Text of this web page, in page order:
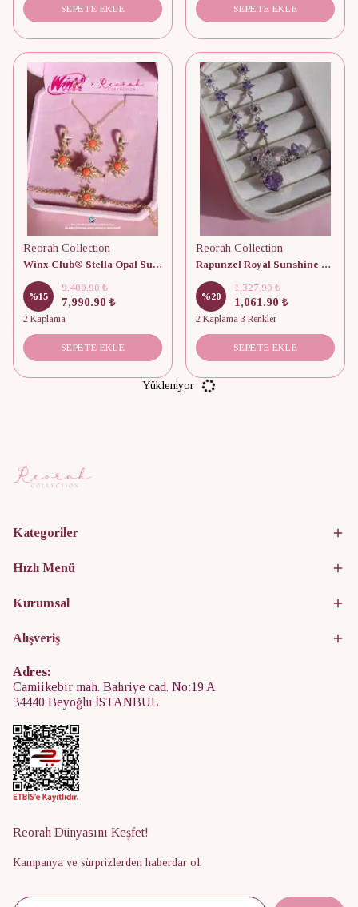
SEPETE EKLE SEPETE EKLE
Reorah Collection
Winx Club® Stella Opal Sun Set 925 Ayar Gümüş
%15
9,400.90 ₺
7,990.90 ₺
2 Kaplama
SEPETE EKLE
Reorah Collection
Rapunzel Royal Sunshine Set
%20
1,327.90 ₺
1,061.90 ₺
2 Kaplama 3 Renkler
SEPETE EKLE
Yükleniyor
Kategoriler
Hızlı Menü
Kurumsal
Alışveriş
Adres:
Camiikebir mah. Bahriye cad. No:19 A
34440 Beyoğlu İSTANBUL
Reorah Dünyasını Keşfet!
Kampanya ve sürprizlerden haberdar ol.